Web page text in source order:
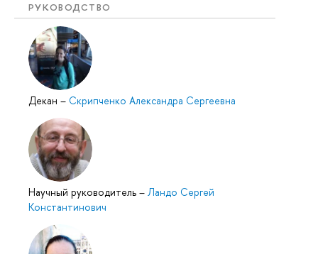
РУКОВОДСТВО
Декан – Скрипченко Александра Сергеевна
Научный руководитель – Ландо Сергей
Константинович